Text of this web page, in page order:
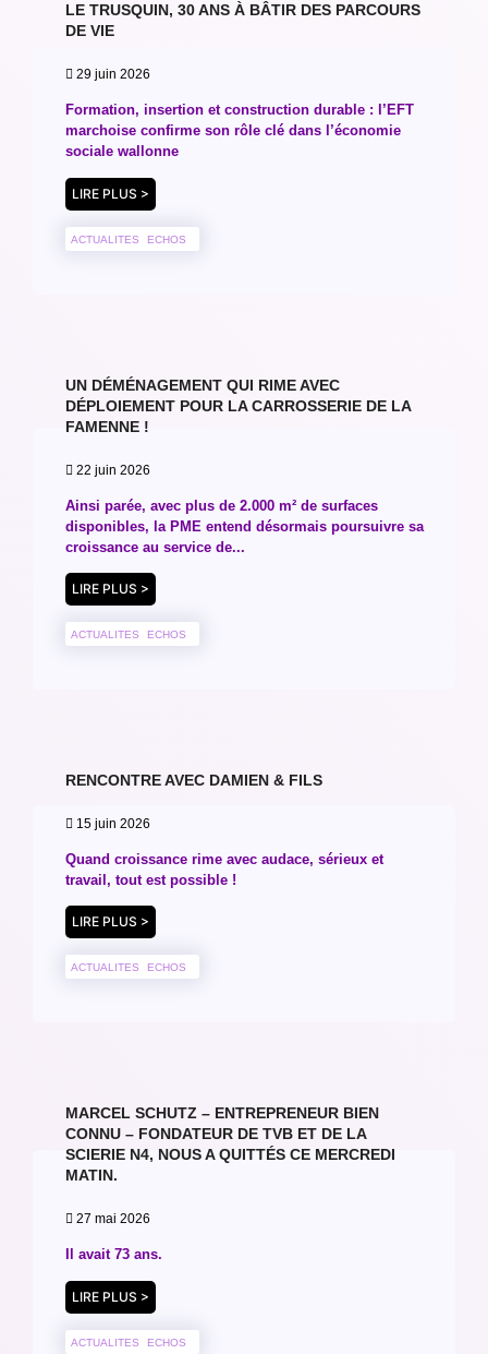
LE TRUSQUIN, 30 ANS À BÂTIR DES PARCOURS
DE VIE
29 juin 2026
Formation, insertion et construction durable : l’EFT
marchoise confirme son rôle clé dans l’économie
sociale wallonne
LIRE PLUS >
ACTUALITES ECHOS
UN DÉMÉNAGEMENT QUI RIME AVEC
DÉPLOIEMENT POUR LA CARROSSERIE DE LA
FAMENNE !
22 juin 2026
Ainsi parée, avec plus de 2.000 m² de surfaces
disponibles, la PME entend désormais poursuivre sa
croissance au service de...
LIRE PLUS >
ACTUALITES ECHOS
RENCONTRE AVEC DAMIEN & FILS
15 juin 2026
Quand croissance rime avec audace, sérieux et
travail, tout est possible !
LIRE PLUS >
ACTUALITES ECHOS
MARCEL SCHUTZ – ENTREPRENEUR BIEN
CONNU – FONDATEUR DE TVB ET DE LA
SCIERIE N4, NOUS A QUITTÉS CE MERCREDI
MATIN.
27 mai 2026
Il avait 73 ans.
LIRE PLUS >
ACTUALITES ECHOS